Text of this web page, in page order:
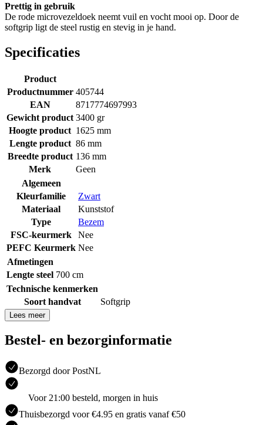
Prettig in gebruik
De rode microvezeldoek neemt vuil en vocht mooi op. Door de
softgrip ligt de steel rustig en stevig in je hand.
Specificaties
Product
Productnummer 405744
EAN
8717774697993
Gewicht product 3400 gr
Hoogte product 1625 mm
Lengte product 86 mm
Breedte product 136 mm
Merk
Geen
Algemeen
Kleurfamilie
Zwart
Materiaal
Kunststof
Type
Bezem
FSC-keurmerk
Nee
PEFC Keurmerk Nee
Afmetingen
Lengte steel 700 cm
Technische kenmerken
Soort handvat
Softgrip
Lees meer
Bestel- en bezorginformatie
Bezorgd door PostNL
Voor 21:00 besteld, morgen in huis
Thuisbezorgd voor €4.95 en gratis vanaf €50